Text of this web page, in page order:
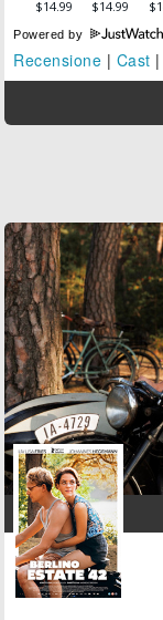
Powered by
Recensione | Cast |